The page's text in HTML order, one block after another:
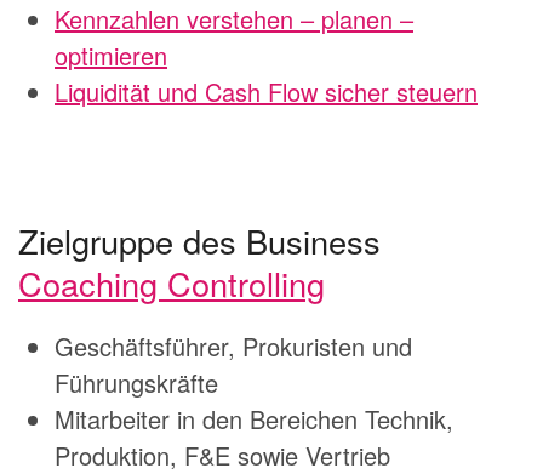
Kennzahlen verstehen – planen –
optimieren
Liquidität und Cash Flow sicher steuern
Zielgruppe des Business
Coaching Controlling
Geschäftsführer, Prokuristen und
Führungskräfte
Mitarbeiter in den Bereichen Technik,
Produktion, F&E sowie Vertrieb